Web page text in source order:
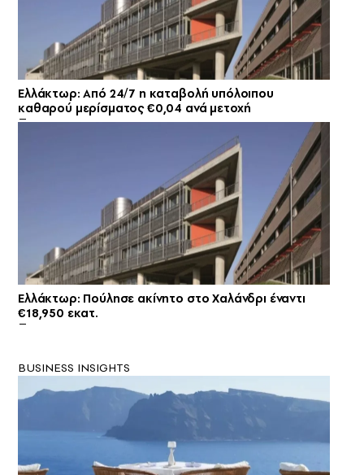
Ελλάκτωρ: Από 24/7 η καταβολή υπόλοιπου
καθαρού μερίσματος €0,04 ανά μετοχή
Ελλάκτωρ: Πούλησε ακίνητο στο Χαλάνδρι έναντι
€18,950 εκατ.
BUSINESS INSIGHTS